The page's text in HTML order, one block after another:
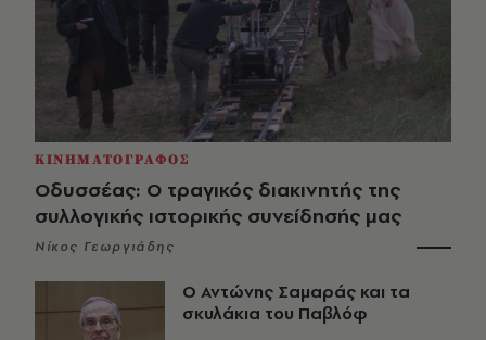
ΚΙΝΗΜΑΤΟΓΡΑΦΟΣ
Οδυσσέας: Ο τραγικός διακινητής της
συλλογικής ιστορικής συνείδησής μας
Νίκος Γεωργιάδης
Ο Αντώνης Σαμαράς και τα
σκυλάκια του Παβλόφ